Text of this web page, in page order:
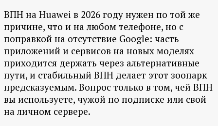
ВПН на Huawei в 2026 году нужен по той же
причине, что и на любом телефоне, но с
поправкой на отсутствие Google: часть
приложений и сервисов на новых моделях
приходится держать через альтернативные
пути, и стабильный ВПН делает этот зоопарк
предсказуемым. Вопрос только в том, чей ВПН
вы используете, чужой по подписке или свой
на личном сервере.